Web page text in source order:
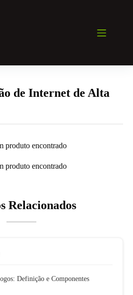
de Internet de Alta
produto encontrado
produto encontrado
Relacionados
Definição e Componentes